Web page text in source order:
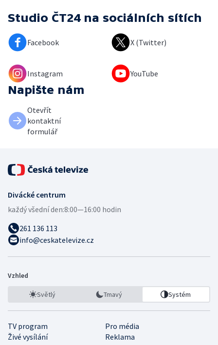
Studio ČT24 na sociálních sítích
Facebook X (Twitter)
Instagram YouTube
Napište nám
Otevřít
kontaktní
formulář
Divácké centrum
každý všední den:8:00—16:00 hodin
261 136 113
info@ceskatelevize.cz
Vzhled
Světlý Tmavý Systém
TV program
Pro média
Živé vysílání
Reklama